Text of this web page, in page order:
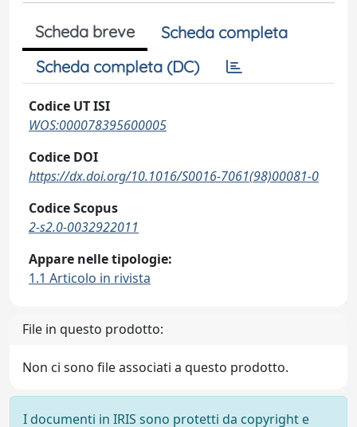
Scheda breve
Scheda completa
Scheda completa (DC)
Codice UT ISI
WOS:000078395600005
Codice DOI
https://dx.doi.org/10.1016/S0016-7061(98)00081-0
Codice Scopus
2-s2.0-0032922011
Appare nelle tipologie:
1.1 Articolo in rivista
File in questo prodotto:
Non ci sono file associati a questo prodotto.
I documenti in IRIS sono protetti da copyright e